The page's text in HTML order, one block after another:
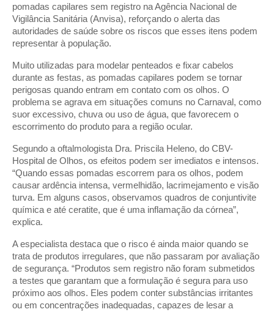
pomadas capilares sem registro na Agência Nacional de
Vigilância Sanitária (Anvisa), reforçando o alerta das
autoridades de saúde sobre os riscos que esses itens podem
representar à população.
Muito utilizadas para modelar penteados e fixar cabelos
durante as festas, as pomadas capilares podem se tornar
perigosas quando entram em contato com os olhos. O
problema se agrava em situações comuns no Carnaval, como
suor excessivo, chuva ou uso de água, que favorecem o
escorrimento do produto para a região ocular.
Segundo a oftalmologista Dra. Priscila Heleno, do CBV-
Hospital de Olhos, os efeitos podem ser imediatos e intensos.
“Quando essas pomadas escorrem para os olhos, podem
causar ardência intensa, vermelhidão, lacrimejamento e visão
turva. Em alguns casos, observamos quadros de conjuntivite
química e até ceratite, que é uma inflamação da córnea”,
explica.
A especialista destaca que o risco é ainda maior quando se
trata de produtos irregulares, que não passaram por avaliação
de segurança. “Produtos sem registro não foram submetidos
a testes que garantam que a formulação é segura para uso
próximo aos olhos. Eles podem conter substâncias irritantes
ou em concentrações inadequadas, capazes de lesar a